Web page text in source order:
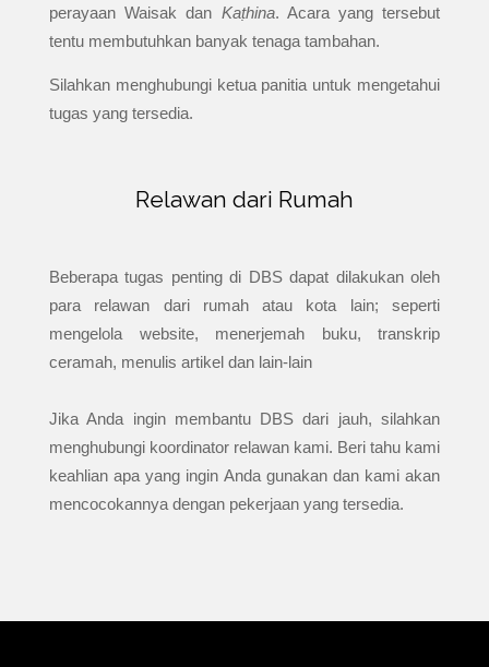
perayaan Waisak dan Kaṭhina. Acara yang tersebut
tentu membutuhkan banyak tenaga tambahan.
Silahkan menghubungi ketua panitia untuk mengetahui
tugas yang tersedia.
Relawan dari Rumah
Beberapa tugas penting di DBS dapat dilakukan oleh
para relawan dari rumah atau kota lain; seperti
mengelola website, menerjemah buku, transkrip
ceramah, menulis artikel dan lain-lain
Jika Anda ingin membantu DBS dari jauh, silahkan
menghubungi koordinator relawan kami. Beri tahu kami
keahlian apa yang ingin Anda gunakan dan kami akan
mencocokannya dengan pekerjaan yang tersedia.